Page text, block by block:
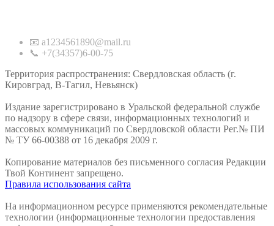
📧 a1234561890@mail.ru
📞 +7(34357)6-00-75
Территория распространения: Свердловская область (г.
Кировград, В-Тагил, Невьянск)
Издание зарегистрировано в Уральской федеральной службе
по надзору в сфере связи, информационных технологий и
массовых коммуникаций по Свердловской области Рег.№ ПИ
№ ТУ 66-00388 от 16 декабря 2009 г.
Копирование материалов без письменного согласия Редакции
Твой Континент запрещено.
Правила использования сайта
На информационном ресурсе применяются рекомендательные
технологии (информационные технологии предоставления